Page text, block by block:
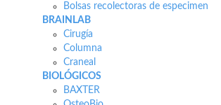
Bolsas recolectoras de especimen
BRAINLAB
Cirugía
Columna
Craneal
BIOLÓGICOS
BAXTER